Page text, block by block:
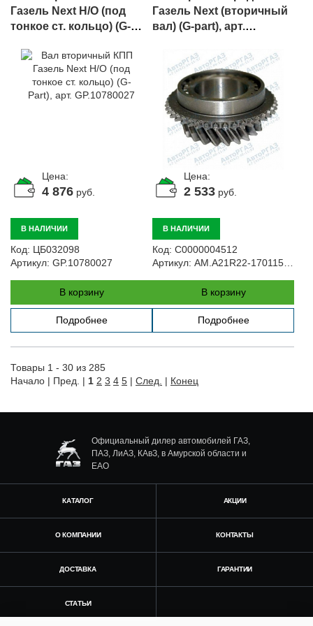
Газель Next Н/О (под
тонкое ст. кольцо) (G-
Цена:
4 876 руб.
В НАЛИЧИИ
Код: ЦБ032098
Артикул: GP.10780027
В корзину
Подробнее
Газель Next (вторичный
вал) (G-part), арт.
1701152/GP.10790037
Цена:
2 533 руб.
В НАЛИЧИИ
Код: С0000004512
Артикул: AM.A21R22-1701152/GP.10790037
В корзину
Подробнее
Товары 1 - 30 из 285
Начало | Пред. | 1 2 3 4 5 | След. | Конец
Официальный дилер автомобилей ГАЗ,
ПАЗ, ЛиАЗ, КАвЗ, в Амурской области и
ЕАО
КАТАЛОГ АКЦИИ
О КОМПАНИИ КОНТАКТЫ
ДОСТАВКА ГАРАНТИИ
СТАТЬИ